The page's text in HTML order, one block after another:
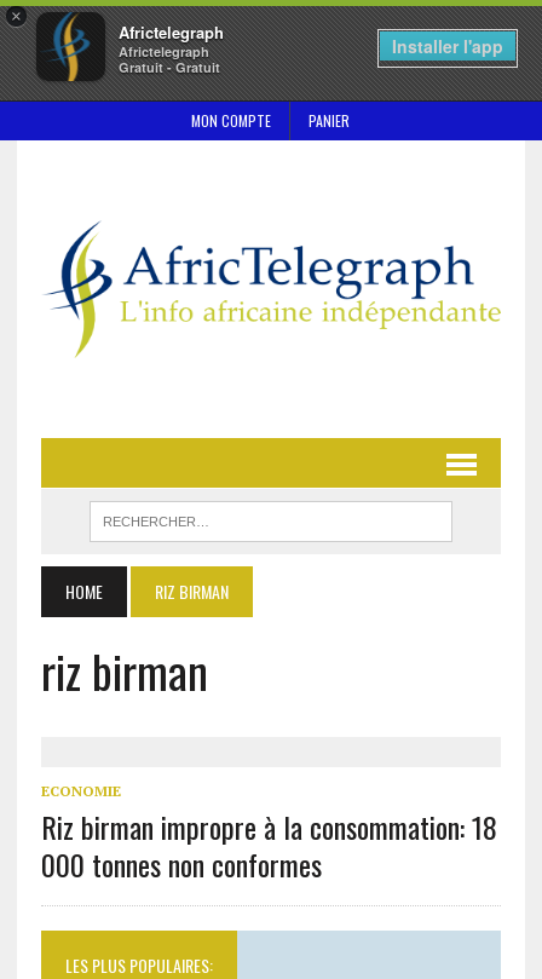
×
Africtelegraph
Africtelegraph
Gratuit - Gratuit
Installer l'app
MON COMPTE PANIER
HOME RIZ BIRMAN
riz birman
ECONOMIE
Riz birman impropre à la consommation: 18
000 tonnes non conformes
LES PLUS POPULAIRES: